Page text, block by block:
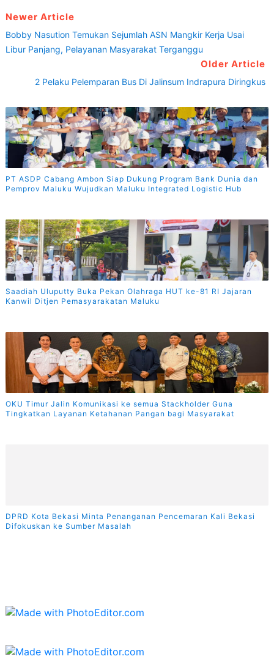
Newer Article
Bobby Nasution Temukan Sejumlah ASN Mangkir Kerja Usai
Libur Panjang, Pelayanan Masyarakat Terganggu
Older Article
2 Pelaku Pelemparan Bus Di Jalinsum Indrapura Diringkus
PT ASDP Cabang Ambon Siap Dukung Program Bank Dunia dan
Pemprov Maluku Wujudkan Maluku Integrated Logistic Hub
Saadiah Uluputty Buka Pekan Olahraga HUT ke-81 RI Jajaran
Kanwil Ditjen Pemasyarakatan Maluku
OKU Timur Jalin Komunikasi ke semua Stackholder Guna
Tingkatkan Layanan Ketahanan Pangan bagi Masyarakat
DPRD Kota Bekasi Minta Penanganan Pencemaran Kali Bekasi
Difokuskan ke Sumber Masalah